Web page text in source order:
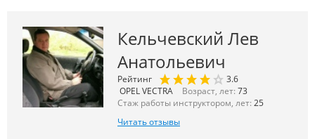
Кельчевский Лев
Анатольевич
Рейтинг
3.6
OPEL VECTRA
Возраст, лет: 73
Стаж работы инструктором, лет: 25
Читать отзывы